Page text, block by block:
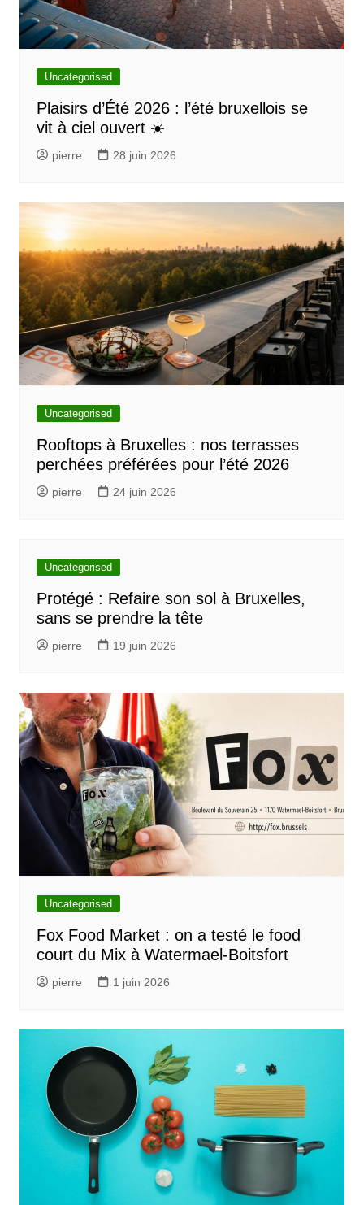
Uncategorised
Plaisirs d’Été 2026 : l’été bruxellois se
vit à ciel ouvert ☀️
pierre 28 juin 2026
Uncategorised
Rooftops à Bruxelles : nos terrasses
perchées préférées pour l’été 2026
pierre 24 juin 2026
Uncategorised
Protégé : Refaire son sol à Bruxelles,
sans se prendre la tête
pierre 19 juin 2026
Uncategorised
Fox Food Market : on a testé le food
court du Mix à Watermael-Boitsfort
pierre 1 juin 2026